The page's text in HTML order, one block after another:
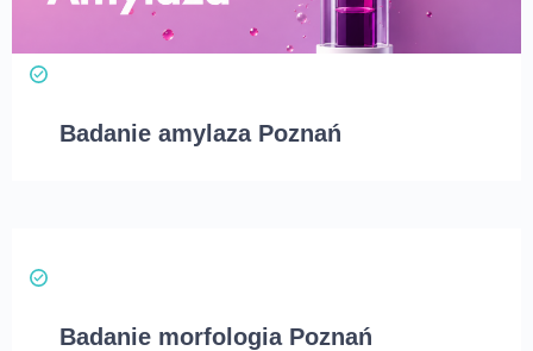
Badanie amylaza Poznań
Badanie morfologia Poznań